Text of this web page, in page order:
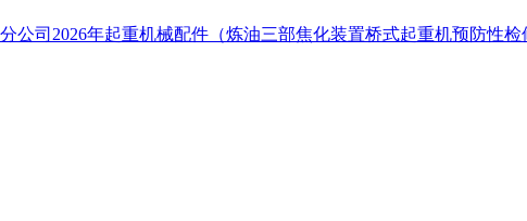
公司2026年起重机械配件（炼油三部焦化装置桥式起重机预防性